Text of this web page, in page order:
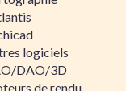
logiciels
DAO/3D
de rendu